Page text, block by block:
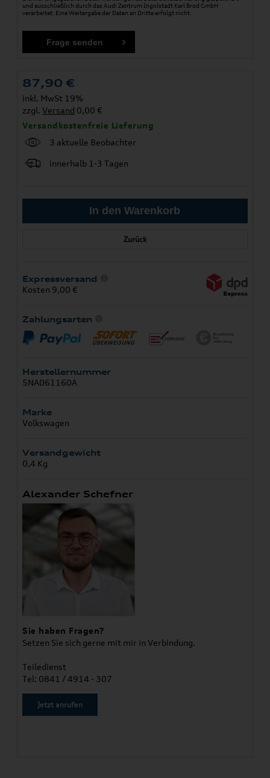
und ausschließlich durch das Audi Zentrum Ingolstadt Karl Brod GmbH
verarbeitet. Eine Weitergabe der Daten an Dritte erfolgt nicht.
87,90 €
inkl. MwSt 19%
zzgl.Versand 0,00 €
Versandkostenfreie Lieferung
3 aktuelle Beobachter
innerhalb 1-3 Tagen
Zurück
Expressversand
Kosten 9,00 €
Zahlungsarten
Herstellernummer
5NA061160A
Marke
Volkswagen
Versandgewicht
0,4 Kg
Alexander Schefner
Sie haben Fragen?
Setzen Sie sich gerne mit mir in Verbindung.
Teiledienst
Tel: 0841 / 4914 - 307
Jetzt anrufen